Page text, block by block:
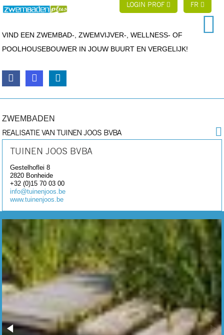
LOGIN PROF FR
VIND EEN ZWEMBAD-, ZWEMVIJVER-, WELLNESS- OF
POOLHOUSEBOUWER IN JOUW BUURT EN VERGELIJK!
ZWEMBADEN
REALISATIE VAN TUINEN JOOS BVBA
TUINEN JOOS BVBA
Gestelhoflei 8
2820 Bonheide
+32 (0)15 70 03 00
info@tuinenjoos.be
www.tuinenjoos.be